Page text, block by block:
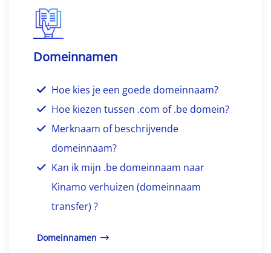
Domeinnamen
Hoe kies je een goede domeinnaam?
Hoe kiezen tussen .com of .be domein?
Merknaam of beschrijvende
domeinnaam?
Kan ik mijn .be domeinnaam naar
Kinamo verhuizen (domeinnaam
transfer) ?
Domeinnamen